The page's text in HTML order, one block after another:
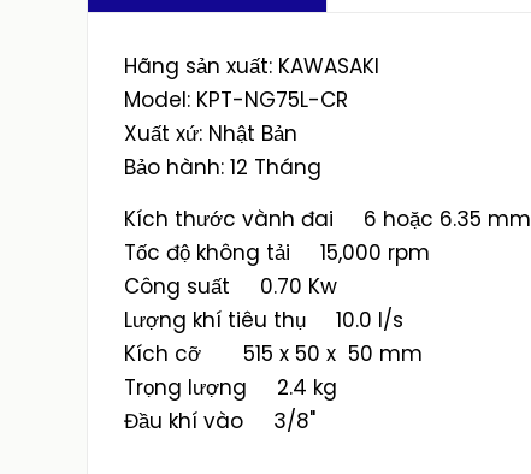
Hãng sản xuất: KAWASAKI
Model: KPT-NG75L-CR
Xuất xứ: Nhật Bản
Bảo hành: 12 Tháng
Kích thước vành đai 6 hoặc 6.35 mm
Tốc độ không tải 15,000 rpm
Công suất 0.70 Kw
Lượng khí tiêu thụ 10.0 l/s
Kích cỡ 515 x 50 x 50 mm
Trọng lượng 2.4 kg
Đầu khí vào 3/8"